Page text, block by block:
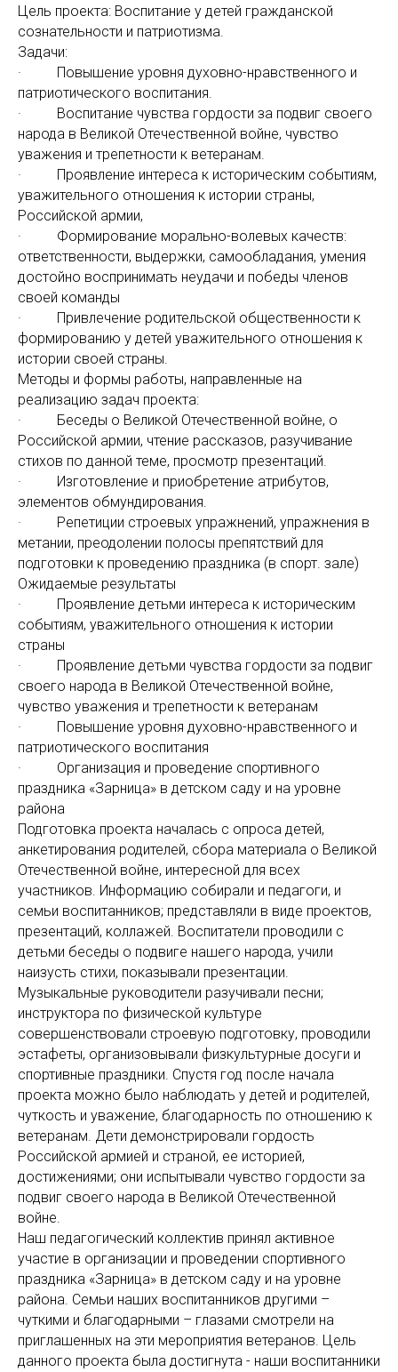
Цель проекта: Воспитание у детей гражданской
сознательности и патриотизма.
Задачи:
· Повышение уровня духовно-нравственного и
патриотического воспитания.
· Воспитание чувства гордости за подвиг своего
народа в Великой Отечественной войне, чувство
уважения и трепетности к ветеранам.
· Проявление интереса к историческим событиям,
уважительного отношения к истории страны,
Российской армии,
· Формирование морально-волевых качеств:
ответственности, выдержки, самообладания, умения
достойно воспринимать неудачи и победы членов
своей команды
· Привлечение родительской общественности к
формированию у детей уважительного отношения к
истории своей страны.
Методы и формы работы, направленные на
реализацию задач проекта:
· Беседы о Великой Отечественной войне, о
Российской армии, чтение рассказов, разучивание
стихов по данной теме, просмотр презентаций.
· Изготовление и приобретение атрибутов,
элементов обмундирования.
· Репетиции строевых упражнений, упражнения в
метании, преодолении полосы препятствий для
подготовки к проведению праздника (в спорт. зале)
Ожидаемые результаты
· Проявление детьми интереса к историческим
событиям, уважительного отношения к истории
страны
· Проявление детьми чувства гордости за подвиг
своего народа в Великой Отечественной войне,
чувство уважения и трепетности к ветеранам
· Повышение уровня духовно-нравственного и
патриотического воспитания
· Организация и проведение спортивного
праздника «Зарница» в детском саду и на уровне
района
Подготовка проекта началась с опроса детей,
анкетирования родителей, сбора материала о Великой
Отечественной войне, интересной для всех
участников. Информацию собирали и педагоги, и
семьи воспитанников; представляли в виде проектов,
презентаций, коллажей. Воспитатели проводили с
детьми беседы о подвиге нашего народа, учили
наизусть стихи, показывали презентации.
Музыкальные руководители разучивали песни;
инструктора по физической культуре
совершенствовали строевую подготовку, проводили
эстафеты, организовывали физкультурные досуги и
спортивные праздники. Спустя год после начала
проекта можно было наблюдать у детей и родителей,
чуткость и уважение, благодарность по отношению к
ветеранам. Дети демонстрировали гордость
Российской армией и страной, ее историей,
достижениями; они испытывали чувство гордости за
подвиг своего народа в Великой Отечественной
войне.
Наш педагогический коллектив принял активное
участие в организации и проведении спортивного
праздника «Зарница» в детском саду и на уровне
района. Семьи наших воспитанников другими –
чуткими и благодарными – глазами смотрели на
приглашенных на эти мероприятия ветеранов. Цель
данного проекта была достигнута - наши воспитанники